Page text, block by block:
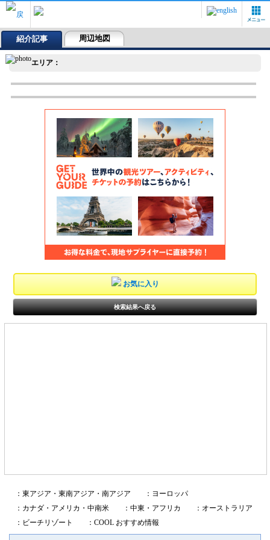
紹介記事 周辺地図
エリア：
お気に入り
検索結果へ戻る
：東アジア・東南アジア・南アジア
：ヨーロッパ
：カナダ・アメリカ・中南米
：中東・アフリカ
：オーストラリア
：ビーチリゾート
：COOL おすすめ情報